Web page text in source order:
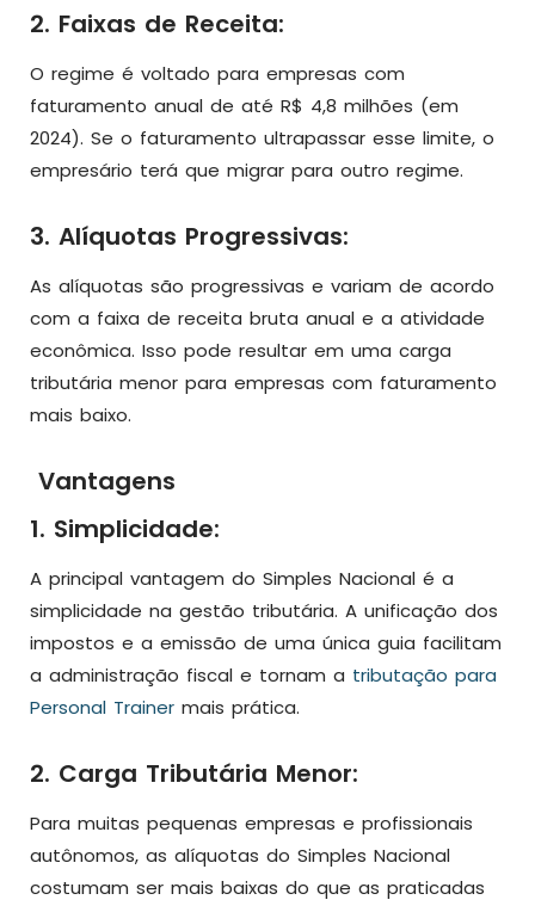
2. Faixas de Receita:
O regime é voltado para empresas com
faturamento anual de até R$ 4,8 milhões (em
2024). Se o faturamento ultrapassar esse limite, o
empresário terá que migrar para outro regime.
3. Alíquotas Progressivas:
As alíquotas são progressivas e variam de acordo
com a faixa de receita bruta anual e a atividade
econômica. Isso pode resultar em uma carga
tributária menor para empresas com faturamento
mais baixo.
Vantagens
1. Simplicidade:
A principal vantagem do Simples Nacional é a
simplicidade na gestão tributária. A unificação dos
impostos e a emissão de uma única guia facilitam
a administração fiscal e tornam a tributação para
Personal Trainer mais prática.
2. Carga Tributária Menor:
Para muitas pequenas empresas e profissionais
autônomos, as alíquotas do Simples Nacional
costumam ser mais baixas do que as praticadas